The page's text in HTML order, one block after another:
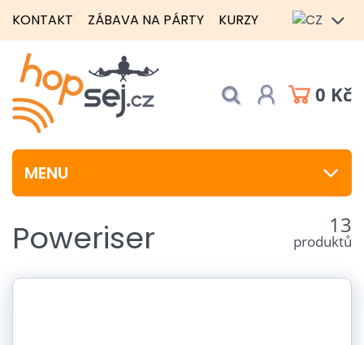
KONTAKT ZÁBAVA NA PÁRTY KURZY
0 Kč
MENU
Poweriser 13
produktů